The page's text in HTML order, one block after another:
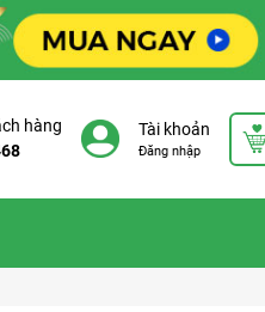
hàng
Tài khoản
Đăng nhập